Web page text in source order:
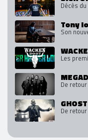
Décès
Tony
Son
Les
De
GHOST
De